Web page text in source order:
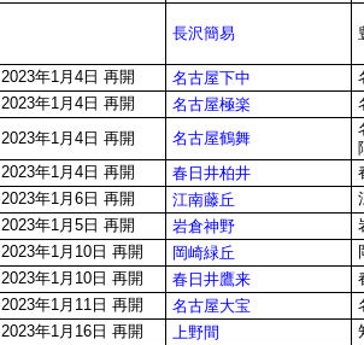
長沢簡易
2023年1月4日 再開 名古屋下中
2023年1月4日 再開 名古屋極楽
2023年1月4日 再開 名古屋鶴舞
2023年1月4日 再開 春日井柏井
2023年1月6日 再開 江南藤丘
2023年1月5日 再開 岩倉神野
2023年1月10日 再開 岡崎緑丘
2023年1月10日 再開 春日井鷹来
2023年1月11日 再開 名古屋大宝
2023年1月16日 再開 上野間